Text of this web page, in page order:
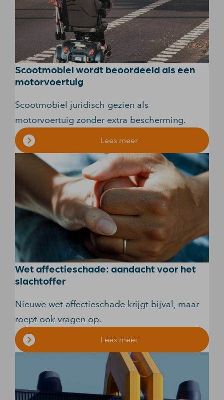
Scootmobiel wordt beoordeeld als een
motorvoertuig
Scootmobiel juridisch gezien als
motorvoertuig zonder extra bescherming.
Lees meer
Wet affectieschade: aandacht voor het
slachtoffer
Nieuwe wet affectieschade krijgt bijval, maar
roept ook vragen op.
Lees meer